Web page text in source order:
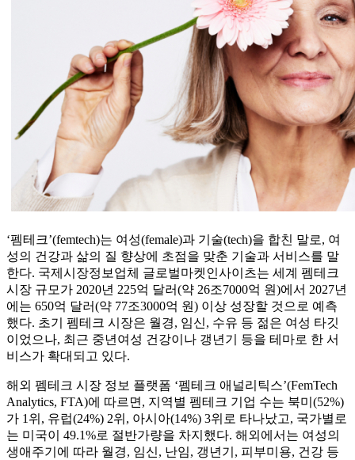
‘펨테크’(femtech)는 여성(female)과 기술(tech)을 합친 말로, 여
성의 건강과 삶의 질 향상에 초점을 맞춘 기술과 서비스를 말
한다. 국제시장정보업체 글로벌마켓인사이츠는 세계 펨테크
시장 규모가 2020년 225억 달러(약 26조7000억 원)에서 2027년
에는 650억 달러(약 77조3000억 원) 이상 성장할 것으로 예측
했다. 초기 펨테크 시장은 월경, 임신, 수유 등 젊은 여성 타깃
이었으나, 최근 중년여성 건강이나 갱년기 등을 테마로 한 서
비스가 확대되고 있다.
해외 펨테크 시장 정보 플랫폼 ‘펨테크 애널리틱스’(FemTech
Analytics, FTA)에 따르면, 지역별 펨테크 기업 수는 북미(52%)
가 1위, 유럽(24%) 2위, 아시아(14%) 3위로 타나났고, 국가별로
는 미국이 49.1%로 절반가량을 차지했다. 해외에서는 여성의
생애주기에 따라 월경, 임신, 난임, 갱년기, 피부미용, 건강 등